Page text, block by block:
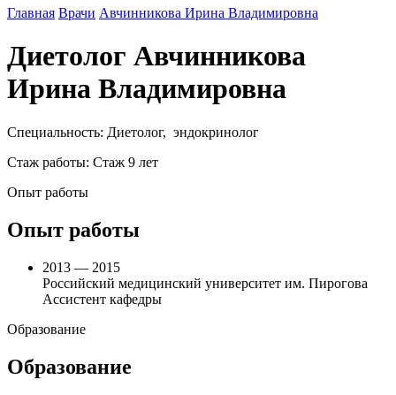
Главная Врачи Авчинникова Ирина Владимировна
Диетолог Авчинникова
Ирина Владимировна
Специальность: Диетолог, эндокринолог
Стаж работы: Стаж 9 лет
Опыт работы
Опыт работы
2013 — 2015
Российский медицинский университет им. Пирогова
Ассистент кафедры
Образование
Образование